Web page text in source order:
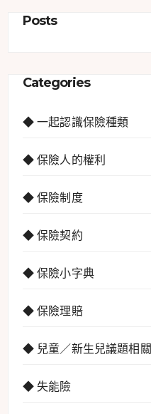
Posts
Categories
◆ 一起認識保險種類
◆ 保險人的權利
◆ 保險制度
◆ 保險契約
◆ 保險小字典
◆ 保險理賠
◆ 兒童／新生兒議題相關
◆ 失能險